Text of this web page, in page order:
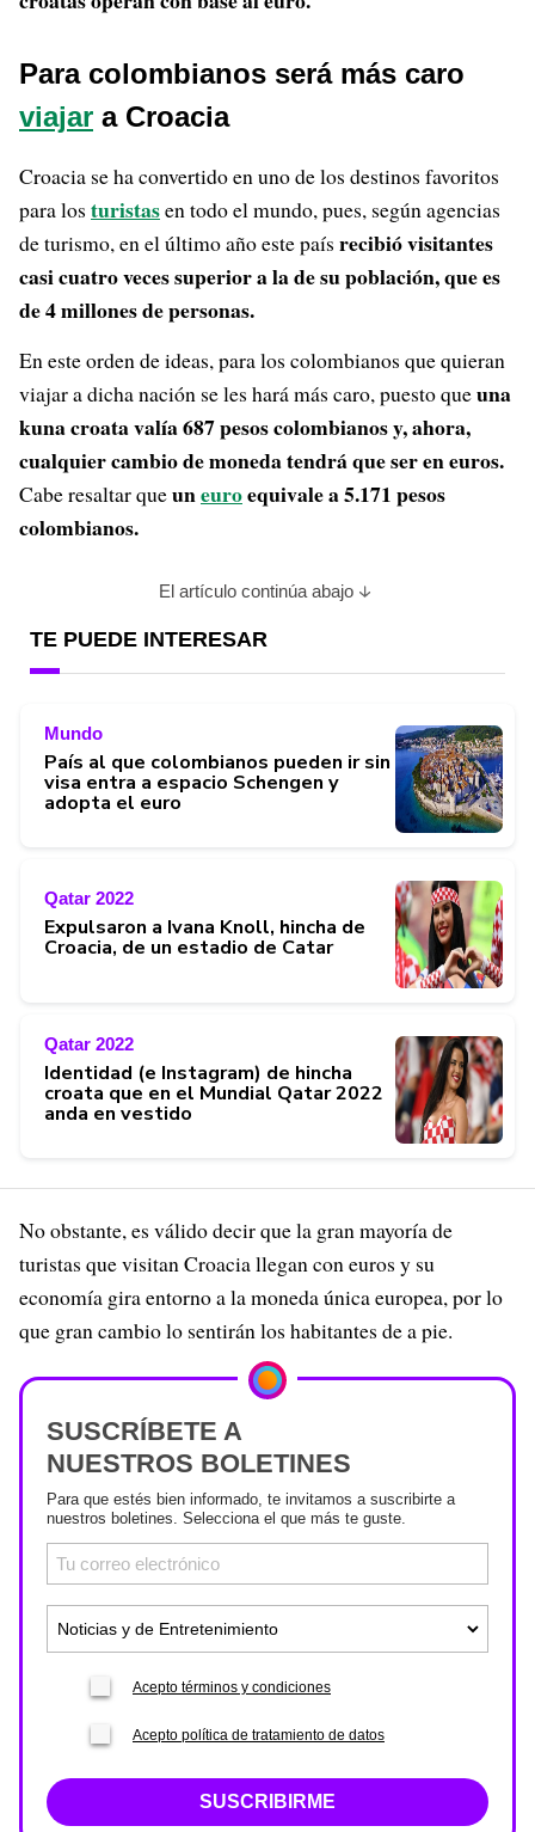
Para colombianos será más caro
viajar a Croacia
Croacia se ha convertido en uno de los destinos favoritos
para los turistasen todo el mundo, pues, según agencias
de turismo, en el último año este país recibió visitantes
casi cuatro veces superior a la de su población, que es
de 4 millones de personas.
En este orden de ideas, para los colombianos que quieran
viajar a dicha nación se les hará más caro, puesto queuna
kuna croata valía 687 pesos colombianos y, ahora,
cualquier cambio de moneda tendrá que ser en euros.
Cabe resaltar queuneuroequivale a 5.171 pesos
colombianos.
El artículo continúa abajo
TE PUEDE INTERESAR
Mundo
País al que colombianos pueden ir sin
visa entra a espacio Schengen y
adopta el euro
Qatar 2022
Expulsaron a Ivana Knoll, hincha de
Croacia, de un estadio de Catar
Qatar 2022
Identidad (e Instagram) de hincha
croata que en el Mundial Qatar 2022
anda en vestido
No obstante, es válido decir que la gran mayoría de
turistas que visitan Croacia llegan con euros y su
economía gira entorno a la moneda única europea, por lo
que gran cambio lo sentirán los habitantes de a pie.
SUSCRÍBETE A
NUESTROS BOLETINES
Para que estés bien informado, te invitamos a suscribirte a
nuestros boletines. Selecciona el que más te guste.
Acepto términos y condiciones
Acepto política de tratamiento de datos
SUSCRIBIRME